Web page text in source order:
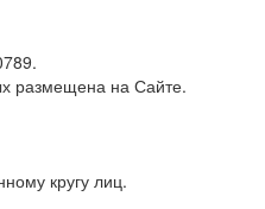
размещена на Сайте.
кругу лиц.